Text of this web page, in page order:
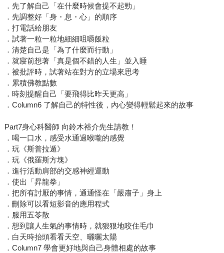
．先了解自己「在什麼時候會提不起勁」
．先調整好「身・息・心」的順序
．打電話給朋友
．試著一粒一粒地細細咀嚼飯粒
．清楚自己是「為了什麼而行動」
．就寢前想著「真是個不錯的人生」並入睡
．被批評時，試著站在對方的立場來思考
．累積佛教點數
．時刻提醒自己「要飛得比昨天更高」
．Column6 了解自己的特性後，內心變得輕鬆起來的故事
Part7身心科醫師 向鈴木裕介先生請教！
．喝一口水，感受水通過喉嚨的感覺
．玩《斯普拉遁》
．玩《俄羅斯方塊》
．進行活動肩部的交感神經運動
．使出「昇龍拳」
．把所有討厭的事情，通通怪在「嚴肅子」身上
．刪除可以看短影音的應用程式
．服用五苓散
．想到讓人生氣的事情時，就狠狠地咬住毛巾
．白天時抬頭看看天空、曬曬太陽
．Column7 學會更好地與自己身體相處的故事